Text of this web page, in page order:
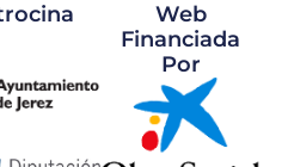
Web
Financiada
Por